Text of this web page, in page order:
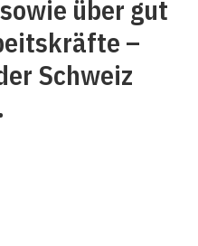
über gut
–
Schweiz